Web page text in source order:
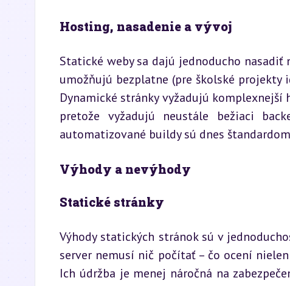
Hosting, nasadenie a vývoj
Statické weby sa dajú jednoducho nasadiť
umožňujú bezplatne (pre školské projekty
Dynamické stránky vyžadujú komplexnejší
pretože vyžadujú neustále bežiaci
automatizované buildy sú dnes
Výhody a nevýhody
Statické stránky
Výhody statických stránok sú v
server nemusí nič počítať – čo ocení
Ich údržba je menej náročná na